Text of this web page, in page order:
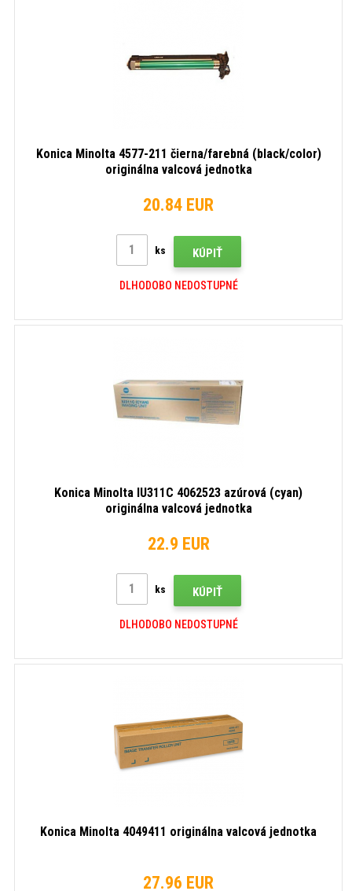
Konica Minolta 4577-211 čierna/farebná (black/color)
originálna valcová jednotka
20.84 EUR
ks KÚPIŤ
DLHODOBO NEDOSTUPNÉ
Konica Minolta IU311C 4062523 azúrová (cyan)
originálna valcová jednotka
22.9 EUR
ks KÚPIŤ
DLHODOBO NEDOSTUPNÉ
Konica Minolta 4049411 originálna valcová jednotka
27.96 EUR